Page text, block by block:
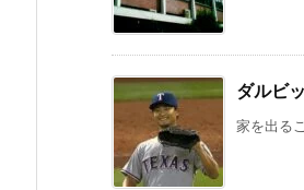
ダルビ
家を出る